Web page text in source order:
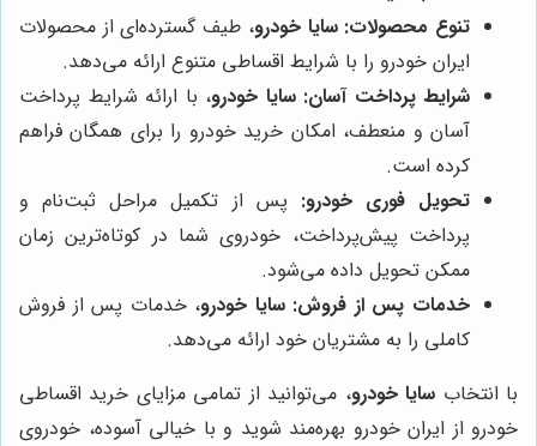
تنوع محصولات: سایا خودرو، طیف گسترده‌ای از محصولات
ایران خودرو را با شرایط اقساطی متنوع ارائه می‌دهد.
شرایط پرداخت آسان: سایا خودرو، با ارائه شرایط پرداخت
آسان و منعطف، امکان خرید خودرو را برای همگان فراهم
کرده است.
تحویل فوری خودرو: پس از تکمیل مراحل ثبت‌نام و
پرداخت پیش‌پرداخت، خودروی شما در کوتاه‌ترین زمان
ممکن تحویل داده می‌شود.
خدمات پس از فروش: سایا خودرو، خدمات پس از فروش
کاملی را به مشتریان خود ارائه می‌دهد.
با انتخاب سایا خودرو، می‌توانید از تمامی مزایای خرید اقساطی
خودرو از ایران خودرو بهره‌مند شوید و با خیالی آسوده، خودروی